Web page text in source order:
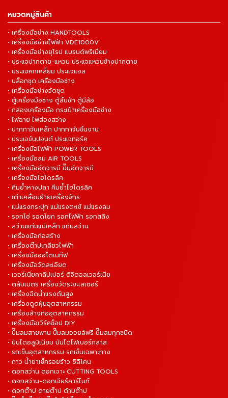
หมวดหมู่สินค้า
• เครื่องมือช่าง HANDTOOLS
• เครื่องมือช่างไฟฟ้า VDE1000V
• เครื่องมือช่างยุโรป แบรนด์พรีเมี่ยม
• ประแจปากตาย-แหวน ประแจแหวนข้างปากตาย
• ประแจหกเหลี่ยม ประแจแอล
• บล็อกชุด เครื่องมือช่าง
• เครื่องมือช่างจัดชุด
• ตู้เครื่องมือช่าง ตู้ลิ้นชัก ตู้มีล้อ
• กล่องเครื่องมือ กระเป๋าเครื่องมือช่าง
• ไฟฉาย ไฟส่องสว่าง
• ปากกาจับเหล็ก ปากกาจับชิ้นงาน
• ประแจขันปอนด์ ประแจทอร์ค
• เครื่องมือไฟฟ้า POWER TOOLS
• เครื่องมือลม AIR TOOLS
• เครื่องมืออัดจารบี ปั๊มอัดจารบี
• เครื่องมือไฮโดรลิค
• คีมย้ำหางปลา คีมย้ำไฮโดรลิค
• เต่าเคลื่อนย้ายเครื่องจักร
• แม่แรงกระปุก แม่แรงตะเข้ แม่แรงลม
• รอกโซ่ รอดโยก รอกไฟฟ้า รอกสลิง
• สว่านแท่นแม่เหล็ก แท่นสว่าน
• เครื่องมือก่อสร้าง
• เครื่องต๊าปเกลียวไฟฟ้า
• เครื่องมือออโตเมทีฟ
• เครื่องมือวัดละเอียด
• เวอร์เนียคาลิปเปอร์ ดิจิตอลเวอร์เนีย
• ตลับเมตร เครื่องวัดระยะเลเซอร์
• เครื่องฉีดน้ำแรงดันสูง
• เครื่องดูดฝุ่นอุตสาหกรรม
• เครื่องล้างท่ออุตสาหกรรม
• เครื่องมือเวิร์คช็อป DIY
• ปั๊มลมสายพาน ปั๊มลมออยล์ฟรี ปั๊มลมทุกชนิด
• ปันไดอลูมิเนียม บันไดไฟเบอร์กลาส
• รถเข็นอุตสาหกรรม รถเข็นเฉพาะทาง
• กาว น้ำยาเช็ครอยร้าว ซิลิโคน
• ดอกสว่าน ดอกเจาะ CUTTING TOOLS
• ดอกสว่าน-ดอกเจียร์คาร์ไบท์
• ดอกต๊าป ดายต๊าป ด้ามต๊าป